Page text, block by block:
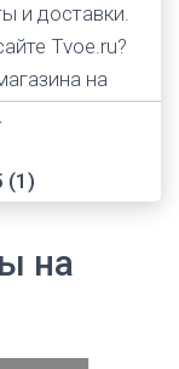
и доставки.
Tvoe.ru?
на
(1)
на